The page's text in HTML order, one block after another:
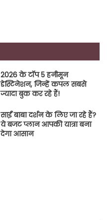
2026 के टॉप 5 हनीमून
डेस्टिनेशन, जिन्हें कपल सबसे
ज्यादा बुक कर रहे हैं!
साईं बाबा दर्शन के लिए जा रहे हैं?
ये बजट प्लान आपकी यात्रा बना
देगा आसान